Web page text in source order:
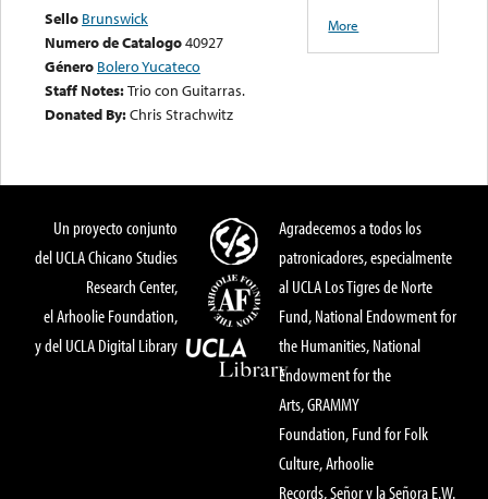
Sello Brunswick
Numero de Catalogo40927
Género Bolero Yucateco
Staff Notes:Trio con Guitarras.
Donated By:Chris Strachwitz
More
Un proyecto conjunto
del UCLA Chicano Studies
Research Center,
el Arhoolie Foundation,
y del UCLA Digital Library
Agradecemos a todos los
patronicadores, especialmente
al UCLA Los Tigres de Norte
Fund, National Endowment for
the Humanities, National
Endowment for the
Arts, GRAMMY
Foundation, Fund for Folk
Culture, Arhoolie
Records, Señor y la Señora E.W.